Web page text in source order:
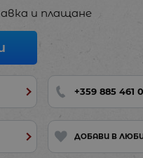
и плащане
+359 885 461
ДОБАВИ В